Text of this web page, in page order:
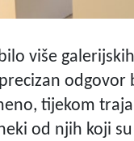
više
tijekom
od njih koji